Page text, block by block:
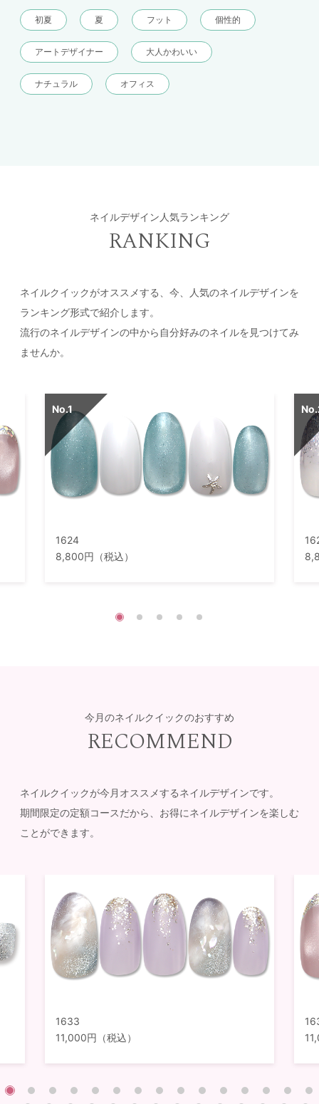
初夏 夏 フット 個性的
アートデザイナー 大人かわいい
ナチュラル オフィス
ネイルデザイン人気ランキング
RANKING
ネイルクイックがオススメする、今、人気のネイルデザインを
ランキング形式で紹介します。
流行のネイルデザインの中から自分好みのネイルを見つけてみ
ませんか。
1624
8,800円（税込）
今月のネイルクイックのおすすめ
RECOMMEND
ネイルクイックが今月オススメするネイルデザインです。
期間限定の定額コースだから、お得にネイルデザインを楽しむ
ことができます。
1633
11,000円（税込）